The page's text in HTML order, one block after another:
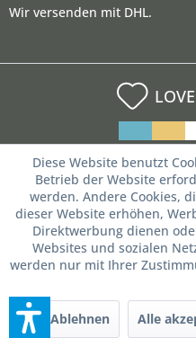
Wir versenden mit DHL.
Diese Website benutzt
Betrieb der Website
werden. Andere Cookies,
dieser Website erhöhen,
Direktwerbung dienen
Websites und sozialen
werden nur mit Ihrer
Ablehnen Alle